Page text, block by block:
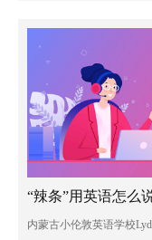
“辣条”用英语怎么
内蒙古小伦敦英语学校